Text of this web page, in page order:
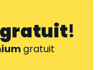
gratuit!
gratuit